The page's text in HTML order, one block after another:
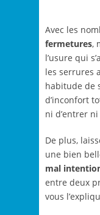
Avec les
fermetures,
l’usure qui
les serrures
habitude de
d’inconfort
ni d’entrer
De plus,
une bien
mal
entre deux
vous